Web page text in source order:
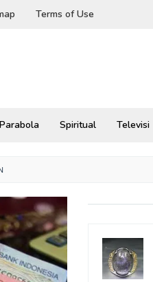
Terms of Use
Parabola Spiritual Televisi